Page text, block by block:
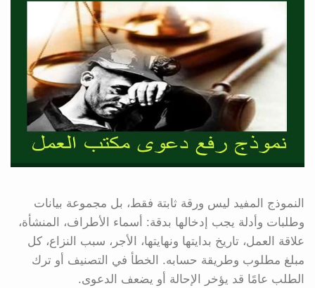
النموذج المفيد ليس ورقة ثابتة فقط، بل مجموعة بيانات
وطلبات وأدلة يجب إدخالها بدقة: أسماء الأطراف، المنشأة،
علاقة العمل، تاريخ بدايتها ونهايتها، الأجر، سبب النزاع، كل
مبلغ مطلوب وطريقة حسابه. الخطأ في التصنيف أو ترك
الطلب عامًا قد يؤخر الإحالة أو يضعف الدعوى.